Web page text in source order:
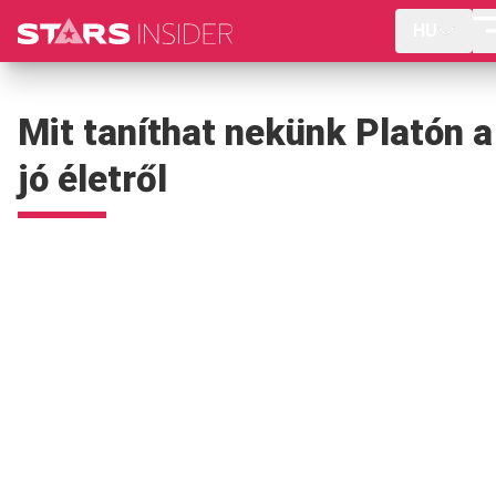
Mit taníthat nekünk Platón a
jó életről